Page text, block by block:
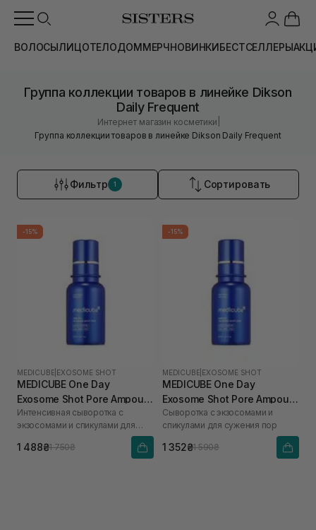
ВОЛОСЫЛИЦОТЕЛОДОММЕРЧНОВИНКИБЕСТСЕЛЛЕРЫ
Группа коллекции товаров в линейке Dikson
Daily Frequent
Интернет магазин косметики
Группа коллекции товаров в линейке Dikson Daily Frequent
Фильтр 1 Сортировать
-15%
MEDICUBE EXOSOME SHOT
MEDICUBE One Day
Exosome Shot Pore Ampoule
7500 30 мл
Интенсивная сыворотка с
экзосомами и спикулами для
1 488₴1 750₴
-15%
MEDICUBE EXOSOME SHOT
MEDICUBE One Day
Exosome Shot Pore Ampoule
2000 30 мл
Сыворотка с экзосомами и
спикулами для сужения пор
1 352₴1 590₴